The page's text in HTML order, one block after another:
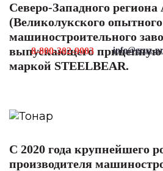
8-800-302-9003 info@gruz-
Северо-Западного
(Великолукского опытного
машиностроительного
выпускающего прицепную
маркой STEELBEAR.
С 2020 года крупнейшего
производителя